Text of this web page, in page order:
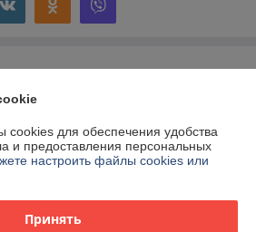
Трейдинг"
192568422
городской исполнительный комитет,
для обеспечения удобства
и предоставления персональных
настроить файлы cookies или
Принять